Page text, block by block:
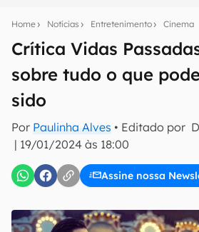
Home Notícias Entretenimento Cinema
Crítica Vidas
sobre tudo o que
sido
Por Paulinha Alves • Editado por
| 19/01/2024 às 18:00
Assine nossa
notícias e reviews sobre
mão.
E-mail
inscreva-se
Confirmo que li, aceito e concordo
Uso e Política de Privacidade do